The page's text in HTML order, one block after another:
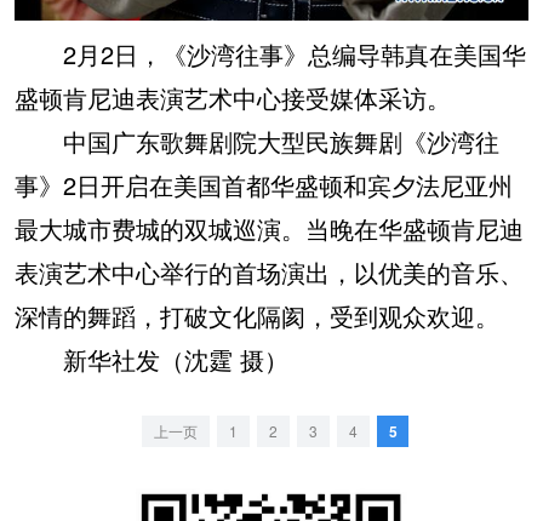
2月2日，《沙湾往事》总编导韩真在美国华
盛顿肯尼迪表演艺术中心接受媒体采访。
中国广东歌舞剧院大型民族舞剧《沙湾往
事》2日开启在美国首都华盛顿和宾夕法尼亚州
最大城市费城的双城巡演。当晚在华盛顿肯尼迪
表演艺术中心举行的首场演出，以优美的音乐、
深情的舞蹈，打破文化隔阂，受到观众欢迎。
新华社发（沈霆 摄）
上一页 1 2 3 4 5